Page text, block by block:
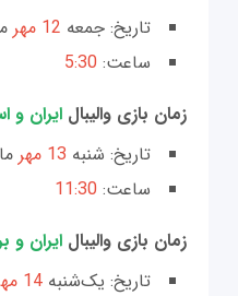
تاریخ: جمعه 12 مهر
ساعت: 5:30
زمان بازی والیبال ایران و
تاریخ: شنبه 13 مهر
ساعت: 11:30
زمان بازی والیبال ایران و
تاریخ: یک‌شنبه 14 مهر